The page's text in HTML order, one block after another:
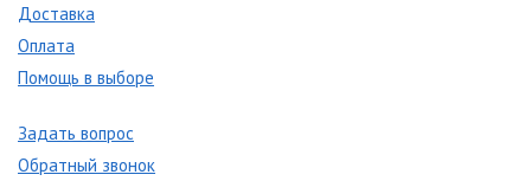
Доставка
Оплата
Помощь в выборе
Задать вопрос
Обратный звонок